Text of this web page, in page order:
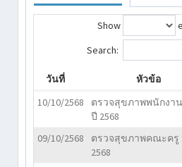
Show
Search:
วันที่ หัวข้อ
10/10/2568
ตรวจสุขภาพพนักงา
ปี 2568
09/10/2568
ตรวจสุขภาพคณะครู
2568